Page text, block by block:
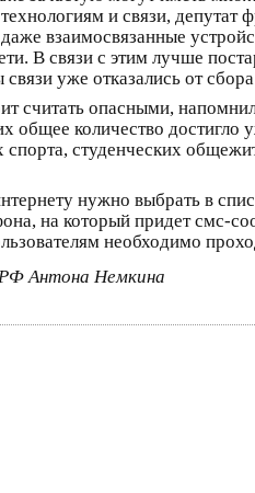
и связи,
взаимосвязанные
В связи с этим лучше
уже отказались от
считать опасными,
общее количество
студенческих
нужно выбрать в
на который придет смс-
необходимо
Антона Немкина